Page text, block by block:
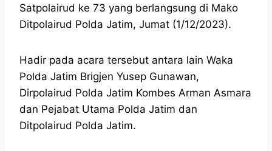
Satpolairud ke 73 yang berlangsung di Mako
Ditpolairud Polda Jatim, Jumat (1/12/2023).
Hadir pada acara tersebut antara lain Waka
Polda Jatim Brigjen Yusep Gunawan,
Dirpolairud Polda Jatim Kombes Arman Asmara
dan Pejabat Utama Polda Jatim dan
Ditpolairud Polda Jatim.